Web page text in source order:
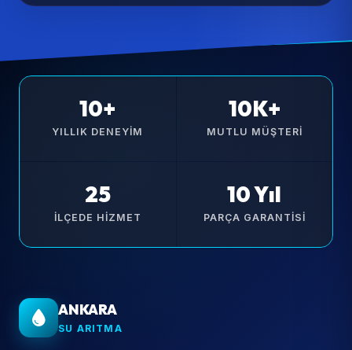
10+
YILLIK DENEYIM
10K+
MUTLU MÜŞTERI
25
İLÇEDE HIZMET
10 Yıl
PARÇA GARANTISI
ANKARA
SU ARITMA